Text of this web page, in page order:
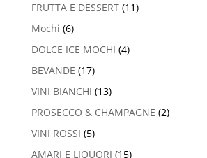
FRUTTA E DESSERT (11)
Mochi (6)
DOLCE ICE MOCHI (4)
BEVANDE (17)
VINI BIANCHI (13)
PROSECCO & CHAMPAGNE (2)
VINI ROSSI (5)
AMARI E LIQUORI (15)